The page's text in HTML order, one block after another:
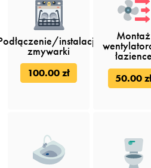
instalacja
zmywarki
100.00 zł
Montaż
łazience
50.00